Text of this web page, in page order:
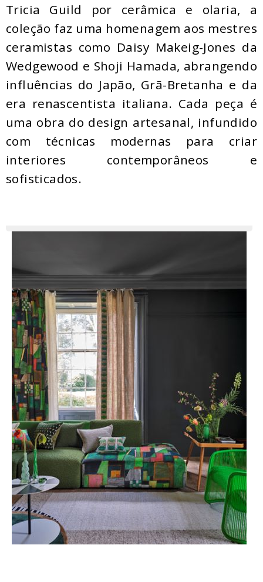
Tricia Guild por cerâmica e olaria, a
coleção faz uma homenagem aos mestres
ceramistas como Daisy Makeig-Jones da
Wedgewood e Shoji Hamada, abrangendo
influências do Japão, Grã-Bretanha e da
era renascentista italiana. Cada peça é
uma obra do design artesanal, infundido
com técnicas modernas para criar
interiores contemporâneos e
sofisticados.